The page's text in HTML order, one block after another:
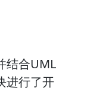
结合UML
进行了开